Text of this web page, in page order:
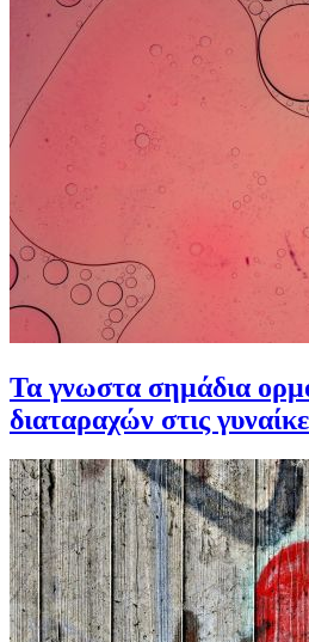
Τα γνωστα σημάδια
διαταραχών στις